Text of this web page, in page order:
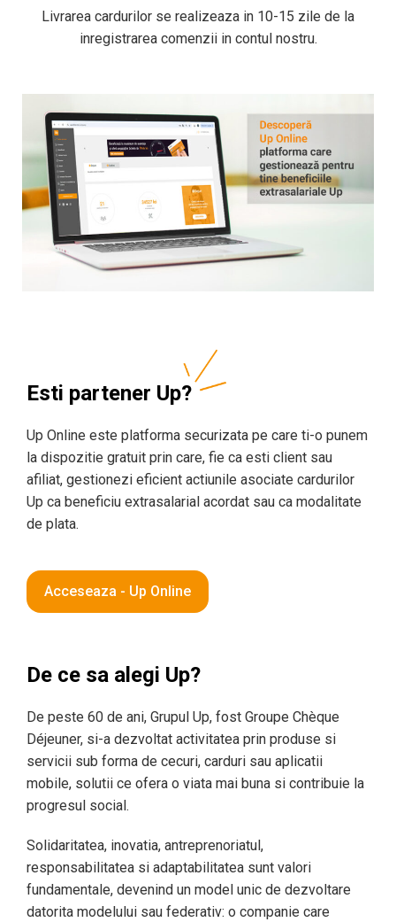
Livrarea cardurilor se realizeaza in 10-15 zile de la
inregistrarea comenzii in contul nostru.
Esti partener Up?
Up Online este platforma securizata pe care ti-o punem
la dispozitie gratuit prin care, fie ca esti client sau
afiliat, gestionezi eficient actiunile asociate cardurilor
Up ca beneficiu extrasalarial acordat sau ca modalitate
de plata.
Acceseaza - Up Online
De ce sa alegi Up?
De peste 60 de ani, Grupul Up, fost Groupe Chèque
Déjeuner, si-a dezvoltat activitatea prin produse si
servicii sub forma de cecuri, carduri sau aplicatii
mobile, solutii ce ofera o viata mai buna si contribuie la
progresul social.
Solidaritatea, inovatia, antreprenoriatul,
responsabilitatea si adaptabilitatea sunt valori
fundamentale, devenind un model unic de dezvoltare
datorita modelului sau federativ: o companie care